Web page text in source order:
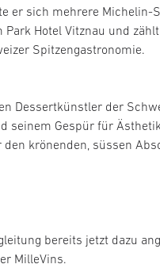
er sich mehrere Michelin-
Hotel Vitznau und
Spitzengastronomie.
Dessertkünstler der
seinem Gespür für
krönenden, süssen
bereits jetzt dazu
MilleVins.